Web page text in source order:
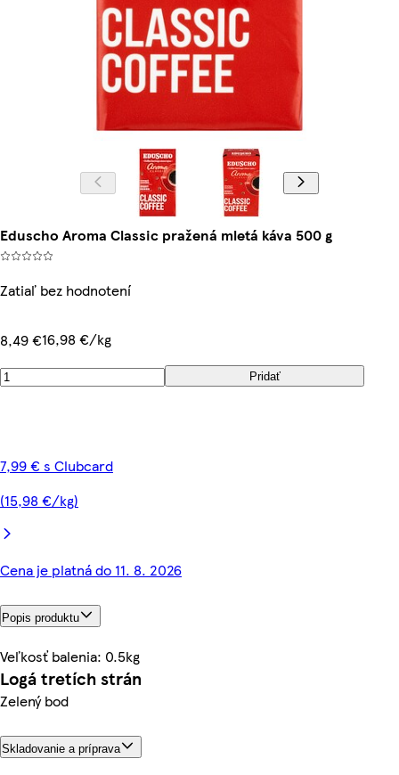
Eduscho Aroma Classic pražená mletá káva 500 g
Zatiaľ bez hodnotení
8,49 €16,98 €/kg
Pridať
7,99 € s Clubcard
(15,98 €/kg)
Cena je platná do 11. 8. 2026
Popis produktu
Veľkosť balenia: 0.5kg
Logá tretích strán
Zelený bod
Skladovanie a príprava